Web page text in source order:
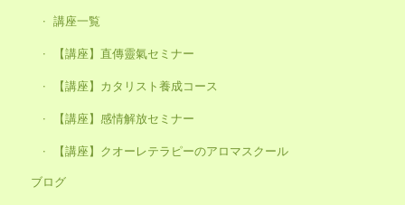
講座一覧
【講座】直傳靈氣セミナー
【講座】カタリスト養成コース
【講座】感情解放セミナー
【講座】クオーレテラピーのアロマスクール
ブログ